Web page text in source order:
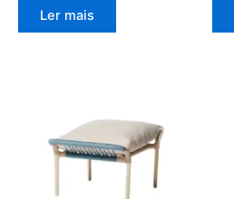
Ler mais